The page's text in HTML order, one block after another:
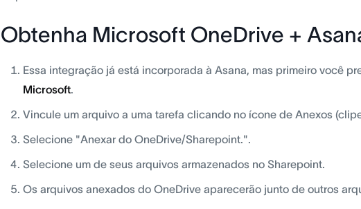
Obtenha Microsoft OneDrive +
Essa integração já está incorporada à Asana, mas primeiro você
Microsoft.
Vincule um arquivo a uma tarefa clicando no ícone de Anexos
Selecione "Anexar do OneDrive/Sharepoint.".
Selecione um de seus arquivos armazenados no Sharepoint.
Os arquivos anexados do OneDrive aparecerão junto de outros